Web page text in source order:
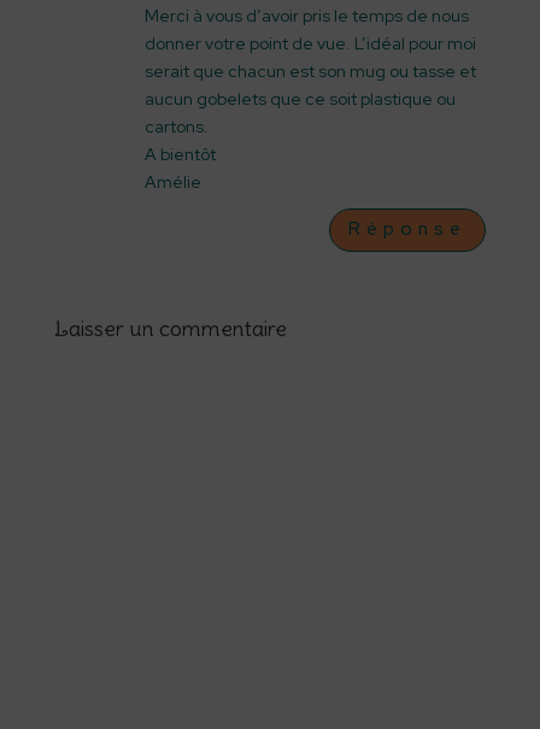
Merci à vous d’avoir pris le temps de nous
donner votre point de vue. L’idéal pour moi
serait que chacun est son mug ou tasse et
aucun gobelets que ce soit plastique ou
cartons.
A bientôt
Amélie
Réponse
Laisser un commentaire